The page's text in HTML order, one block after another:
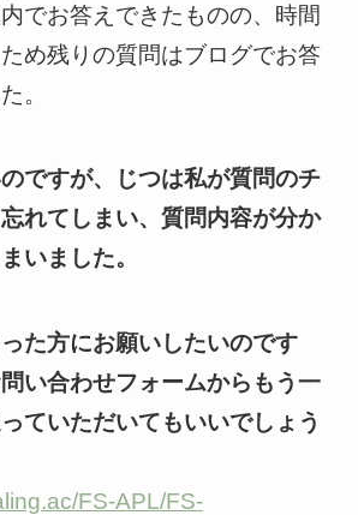
でお答えできたものの、時間
め残りの質問はブログでお答
。
ですが、じつは私が質問のチ
れてしまい、質問内容が分か
いました。
た方にお願いしたいのです
い合わせフォームからもう一
ていただいてもいいでしょう
FS-APL/FS-